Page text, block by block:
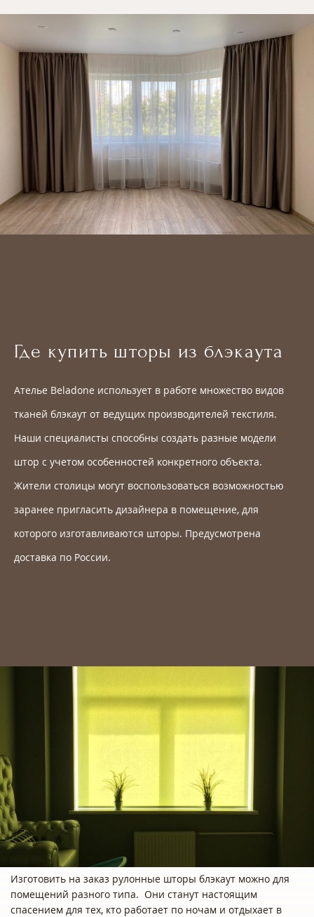
Где купить шторы из блэкаута
Ателье Beladone использует в работе множество видов
тканей блэкаут от ведущих производителей текстиля.
Наши специалисты способны создать разные модели
штор с учетом особенностей конкретного объекта.
Жители столицы могут воспользоваться возможностью
заранее пригласить дизайнера в помещение, для
которого изготавливаются шторы. Предусмотрена
доставка по России.
Изготовить на заказ рулонные шторы блэкаут можно для
помещений разного типа. Они станут настоящим
спасением для тех, кто работает по ночам и отдыхает в